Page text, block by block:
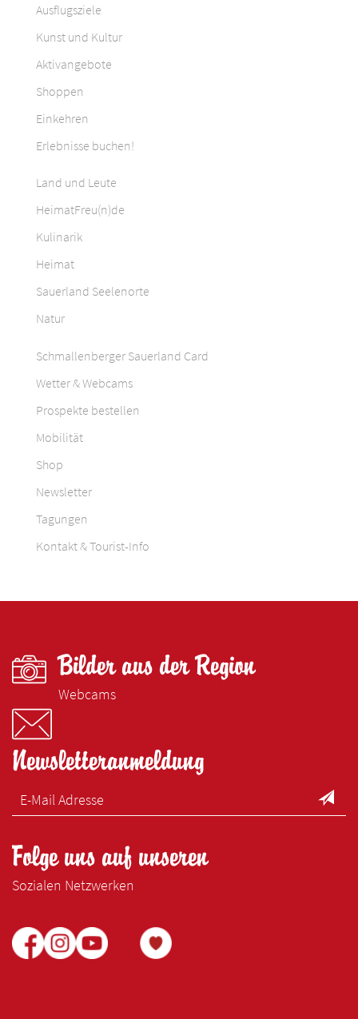
Ausflugsziele
Kunst und Kultur
Aktivangebote
Shoppen
Einkehren
Erlebnisse buchen!
Land und Leute
HeimatFreu(n)de
Kulinarik
Heimat
Sauerland Seelenorte
Natur
Schmallenberger Sauerland Card
Wetter & Webcams
Prospekte bestellen
Mobilität
Shop
Newsletter
Tagungen
Kontakt & Tourist-Info
Bilder aus der Region
Webcams
Newsletteranmeldung
Folge uns auf unseren
Sozialen Netzwerken